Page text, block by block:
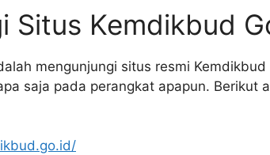
Situs Kemdikbud
mengunjungi situs resmi
saja pada perangkat apapun. Berikut